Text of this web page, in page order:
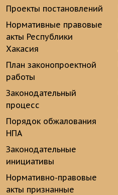
Проекты постановлений
Нормативные правовые
акты Республики
Хакасия
План законопроектной
работы
Законодательный
процесс
Порядок обжалования
НПА
Законодательные
инициативы
Нормативно-правовые
акты признанные